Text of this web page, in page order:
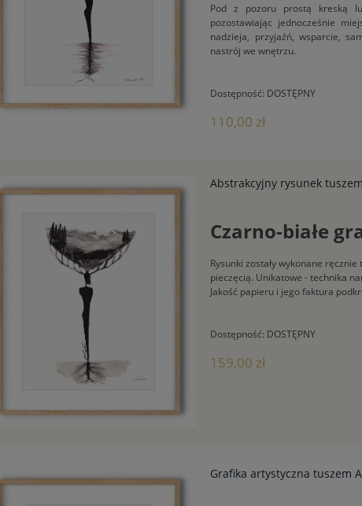
Pod z pozoru prostą kreską
pozostawiając jednocześnie
nadzieja, przyjaźń, wsparcie,
nastrój we wnętrzu.
Dostępność: DOSTĘPNY
110,00 zł
Abstrakcyjny rysunek
Czarno-białe
Rysunki zostały wykonane
pieczęcią. Unikatowe - technika
Jakość papieru i jego faktura
Dostępność: DOSTĘPNY
159,00 zł
Grafika artystyczna tuszem